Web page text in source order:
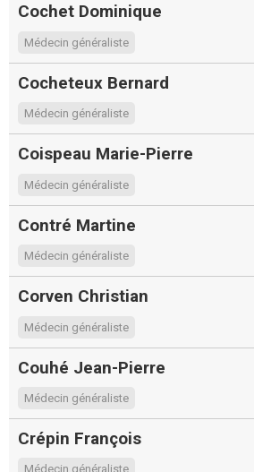
Cochet Dominique
Médecin généraliste
Cocheteux Bernard
Médecin généraliste
Coispeau Marie-Pierre
Médecin généraliste
Contré Martine
Médecin généraliste
Corven Christian
Médecin généraliste
Couhé Jean-Pierre
Médecin généraliste
Crépin François
Médecin généraliste